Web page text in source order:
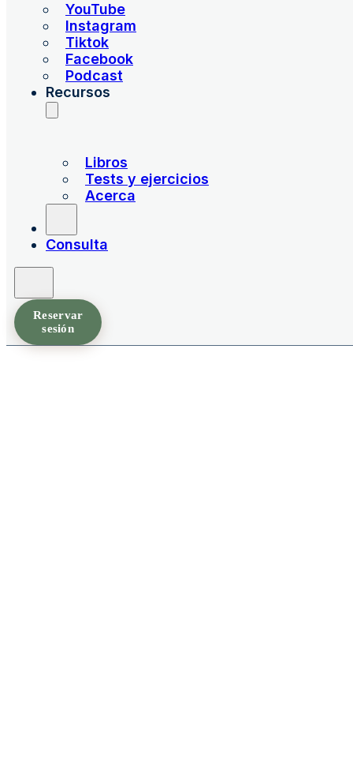
YouTube
Instagram
Tiktok
Facebook
Podcast
Recursos
Libros
Tests y ejercicios
Acerca
Consulta
Reservar
sesión